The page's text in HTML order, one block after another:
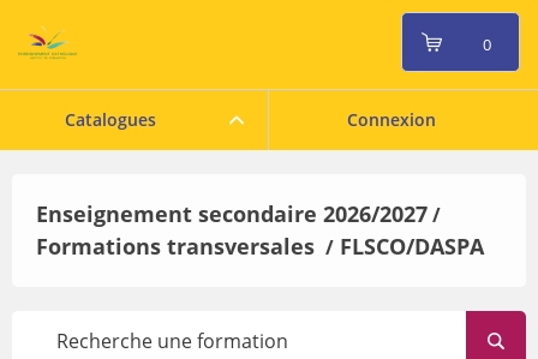
Catalogues Connexion
0
Enseignement secondaire 2026/2027/
Formations transversales / FLSCO/DASPA